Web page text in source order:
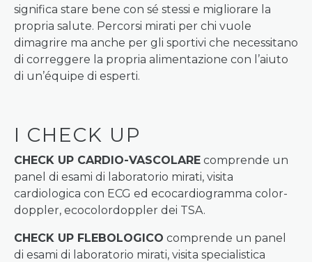
significa stare bene con sé stessi e migliorare la
propria salute. Percorsi mirati per chi vuole
dimagrire ma anche per gli sportivi che necessitano
di correggere la propria alimentazione con l’aiuto
di un’équipe di esperti.
I CHECK UP
CHECK UP CARDIO-VASCOLARE comprende un
panel di esami di laboratorio mirati, visita
cardiologica con ECG ed ecocardiogramma color-
doppler, ecocolordoppler dei TSA.
CHECK UP FLEBOLOGICO comprende un panel
di esami di laboratorio mirati, visita specialistica